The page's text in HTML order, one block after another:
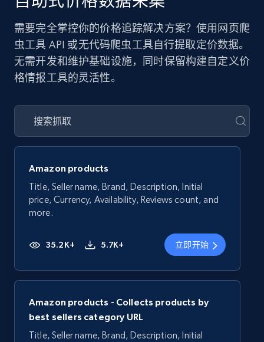
需要完全掌控你的价格追踪解决方案？使用网页爬
虫工具 API 或无代码爬虫工具自行提取定价数据。
无需开发和维护基础设施，同时保留构建自定义价
格情报工具的灵活性。
Amazon products
Title, Seller name, Brand, Description, Initial
price, Currency, Availability, Reviews count, and
more.
35.2K+ 5.7K+ 立即开始
Amazon products - Collects products by
best sellers category URL
Title, Seller name, Brand, Description, Initial